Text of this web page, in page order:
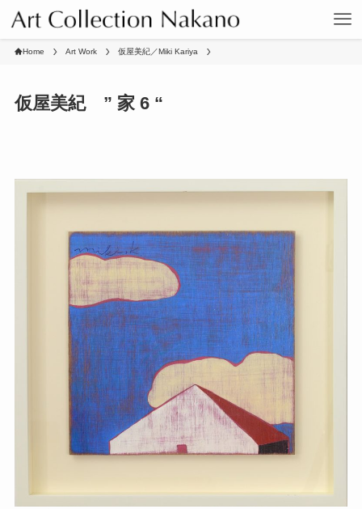
Home Art Work 仮屋美紀／Miki Kariya
仮屋美紀 ” 家 6 “